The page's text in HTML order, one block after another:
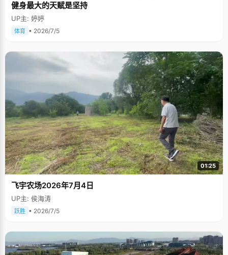
健身最大的天赋是坚持
UP主: 婷婷
体育 • 2026/7/5
01:25
飞宇农场2026年7月4日
UP主: 侯海涛
跃胜 • 2026/7/5